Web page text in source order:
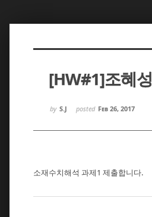
[HW#1]조혜성
by S.J posted Feb 26, 2017
소재수치해석 과제1 제출합니다.
북5
북5
북5
북5